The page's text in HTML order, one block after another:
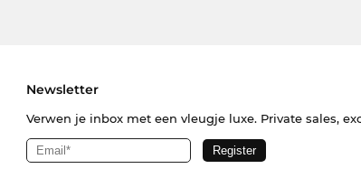
Newsletter
Verwen je inbox met een vleugje luxe. Private sales,